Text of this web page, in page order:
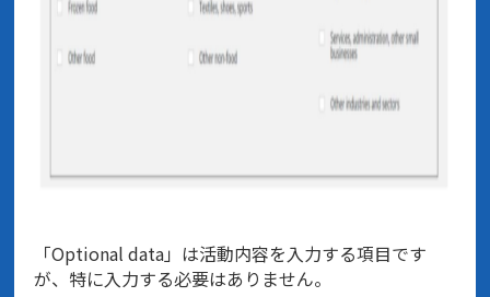
「Optional data」は活動内容を入力する項目です
が、特に入力する必要はありません。